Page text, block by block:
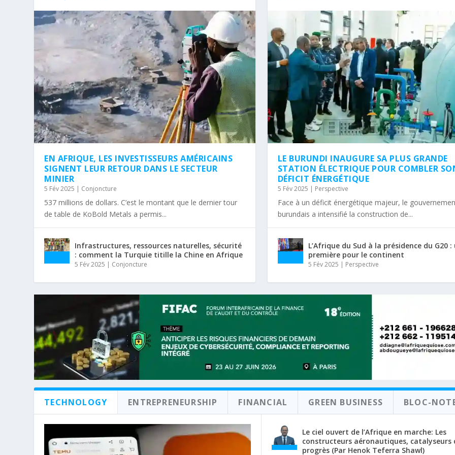
EN AFRIQUE, LES INVESTISSEURS AMÉRICAINS
SIGNENT LEUR RETOUR DANS LE SECTEUR
MINIER
5 Fév 2025 | Conjoncture
537 millions de dollars. C’est le montant que le dernier tour
de table de KoBold Metals a permis...
Infrastructures, ressources naturelles, sécurité
: comment la Turquie titille la Chine en Afrique
5 Fév 2025 | Conjoncture
LE BURUNDI INAUGURE SA PLUS GRANDE
STATION ÉLECTRIQUE POUR COMBLER
DÉFICIT ÉNERGÉTIQUE
5 Fév 2025 | Perspective
Face à un déficit énergétique majeur, le
burundais a intensifié la construction de...
L’Afrique du Sud à la présidence du G20 :
première pour le continent
5 Fév 2025 | Perspective
TECHNOLOGY ENTREPRENEURSHIP FINANCIAL GREEN BUSINESS BLOC-
Le ciel ouvert de l’Afrique en marche: Les
constructeurs aéronautiques, catalyseurs
progrès (Par Henok Teferra Shawl)